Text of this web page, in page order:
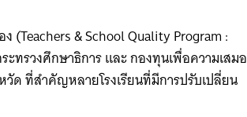
& School Quality Program :
ทรวงศึกษาธิการ และ กองทุนเพื่อความเสมอ
วัด ที่สำคัญ​หลายโรงเรียนที่มีการปรับเปลี่ยน